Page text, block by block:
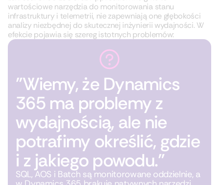
wartościowe narzędzia do monitorowania stanu
infrastruktury i telemetrii, nie zapewniają one głębokości
analizy niezbędnej do skutecznej inżynierii wydajności. W
efekcie pojawia się szereg istotnych problemów:
"Wiemy, że Dynamics
365 ma problemy z
wydajnością, ale nie
potrafimy określić, gdzie
i z jakiego powodu.”
SQL, AOS i Batch są monitorowane oddzielnie, a